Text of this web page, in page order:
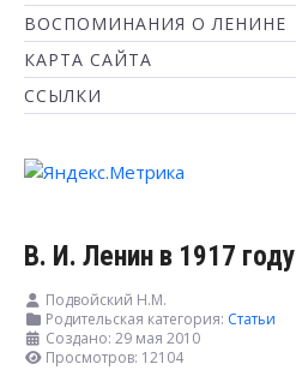
ВОСПОМИНАНИЯ О ЛЕНИНЕ
КАРТА САЙТА
ССЫЛКИ
В. И. Ленин в 1917 году
Подвойский Н.М.
Родительская категория: Статьи
Создано: 29 мая 2010
Просмотров: 12104